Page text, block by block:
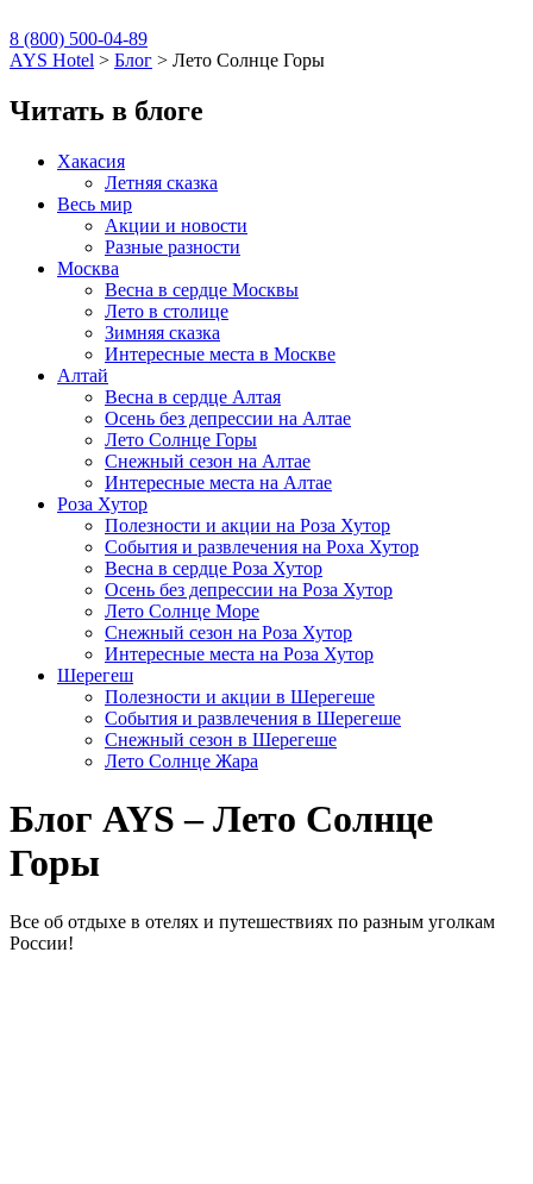
8 (800) 500-04-89
AYS Hotel > Блог > Лето Солнце Горы
Читать в блоге
Хакасия
Летняя сказка
Весь мир
Акции и новости
Разные разности
Москва
Весна в сердце Москвы
Лето в столице
Зимняя сказка
Интересные места в Москве
Алтай
Весна в сердце Алтая
Осень без депрессии на Алтае
Лето Солнце Горы
Снежный сезон на Алтае
Интересные места на Алтае
Роза Хутор
Полезности и акции на Роза Хутор
События и развлечения на Роха Хутор
Весна в сердце Роза Хутор
Осень без депрессии на Роза Хутор
Лето Солнце Море
Снежный сезон на Роза Хутор
Интересные места на Роза Хутор
Шерегеш
Полезности и акции в Шерегеше
События и развлечения в Шерегеше
Снежный сезон в Шерегеше
Лето Солнце Жара
Блог AYS – Лето Солнце
Горы
Все об отдыхе в отелях и путешествиях по разным уголкам
России!